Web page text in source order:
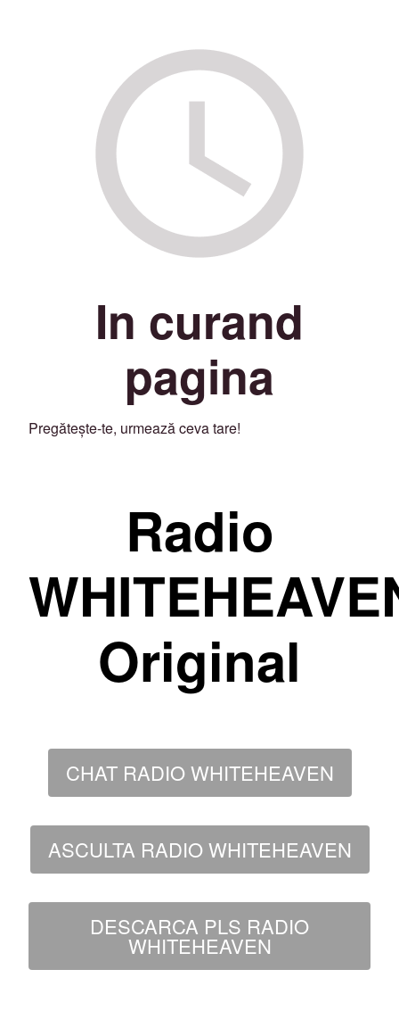
In curand
pagina
Pregătește-te, urmează ceva tare!
Radio
Original
CHAT RADIO WHITEHEAVEN
ASCULTA RADIO WHITEHEAVEN
DESCARCA PLS RADIO
WHITEHEAVEN